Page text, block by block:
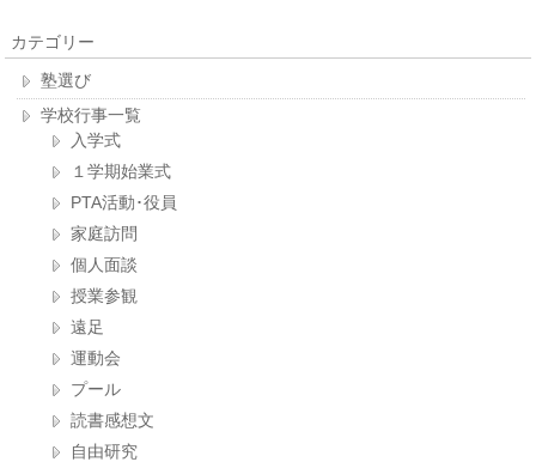
カテゴリー
塾選び
学校行事一覧
入学式
１学期始業式
PTA活動･役員
家庭訪問
個人面談
授業参観
遠足
運動会
プール
読書感想文
自由研究